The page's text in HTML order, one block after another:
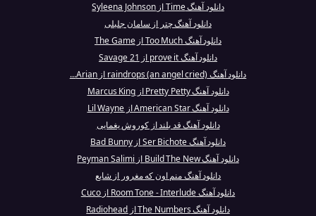
دانلود آهنگ Time از Syleena Johnson
دانلود آهنگ چتر از سامان جلیلی
دانلود آهنگ Too Much از The Game
دانلود آهنگ prove it از 21 Savage
دانلود آهنگ raindrops (an angel cried) از Arian...
دانلود آهنگ Pretty Petty از Marcus King
دانلود آهنگ American Star از Lil Wayne
دانلود آهنگ قد بلند از کوروش یغمایی
دانلود آهنگ Ser Bichote از Bad Bunny
دانلود آهنگ Build The New از Peyman Salimi
دانلود آهنگ منم اون که مغرور از شایع
دانلود آهنگ Room Tone - Interlude از Cuco
دانلود آهنگ The Numbers از Radiohead